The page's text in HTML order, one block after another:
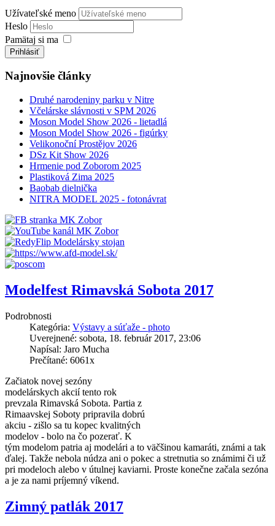
Užívateľské meno
Heslo
Pamätaj si ma
Prihlásiť
Najnovšie články
Druhé narodeniny parku v Nitre
Včelárske slávnosti v SPM 2026
Moson Model Show 2026 - lietadlá
Moson Model Show 2026 - figúrky
Velikonoční Prostějov 2026
DSz Kit Show 2026
Hrmenie pod Zoborom 2025
Plastiková Zima 2025
Baobab dielnička
NITRA MODEL 2025 - fotonávrat
Modelfest Rimavská Sobota 2017
Podrobnosti
Kategória: Výstavy a súťaže - photo
Uverejnené: sobota, 18. február 2017, 23:06
Napísal: Jaro Mucha
Prečítané: 6061x
Začiatok novej sezóny
modelárskych akcií tento rok
prevzala Rimavská Sobota. Partia z
Rimaavskej Soboty pripravila dobrú
akciu - zišlo sa tu kopec kvalitných
modelov - bolo na čo pozerať. K
tým modelom patria aj modelári a to väčšinou kamaráti, známi a tak
ďalej. Takže nebola núdza ani o pokec a stretnutia so známimi či už
pri modeloch alebo v útulnej kaviarni. Proste konečne začala sezóna
a je za nami príjemný víkend.
Zimný patlák 2017